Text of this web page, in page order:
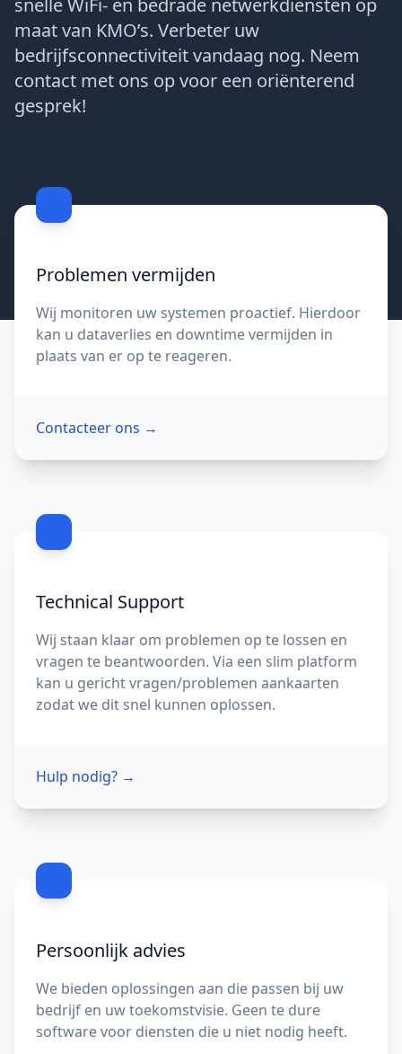
snelle WiFi- en bedrade netwerkdiensten op
maat van KMO’s. Verbeter uw
bedrijfsconnectiviteit vandaag nog. Neem
contact met ons op voor een oriënterend
gesprek!
Contacteer ons
Problemen vermijden
Wij monitoren uw systemen proactief. Hierdoor
kan u dataverlies en downtime vermijden in
plaats van er op te reageren.
Contacteer ons →
Technical Support
Wij staan klaar om problemen op te lossen en
vragen te beantwoorden. Via een slim platform
kan u gericht vragen/problemen aankaarten
zodat we dit snel kunnen oplossen.
Hulp nodig? →
Persoonlijk advies
We bieden oplossingen aan die passen bij uw
bedrijf en uw toekomstvisie. Geen te dure
software voor diensten die u niet nodig heeft.